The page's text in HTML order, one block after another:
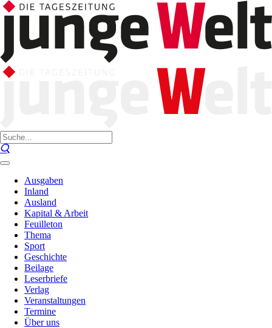
Ausgaben
Inland
Ausland
Kapital & Arbeit
Feuilleton
Thema
Sport
Geschichte
Beilage
Leserbriefe
Verlag
Veranstaltungen
Termine
Über uns